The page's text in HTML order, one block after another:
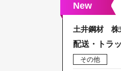
New
土井鋼材 株
配送・トラ
その他